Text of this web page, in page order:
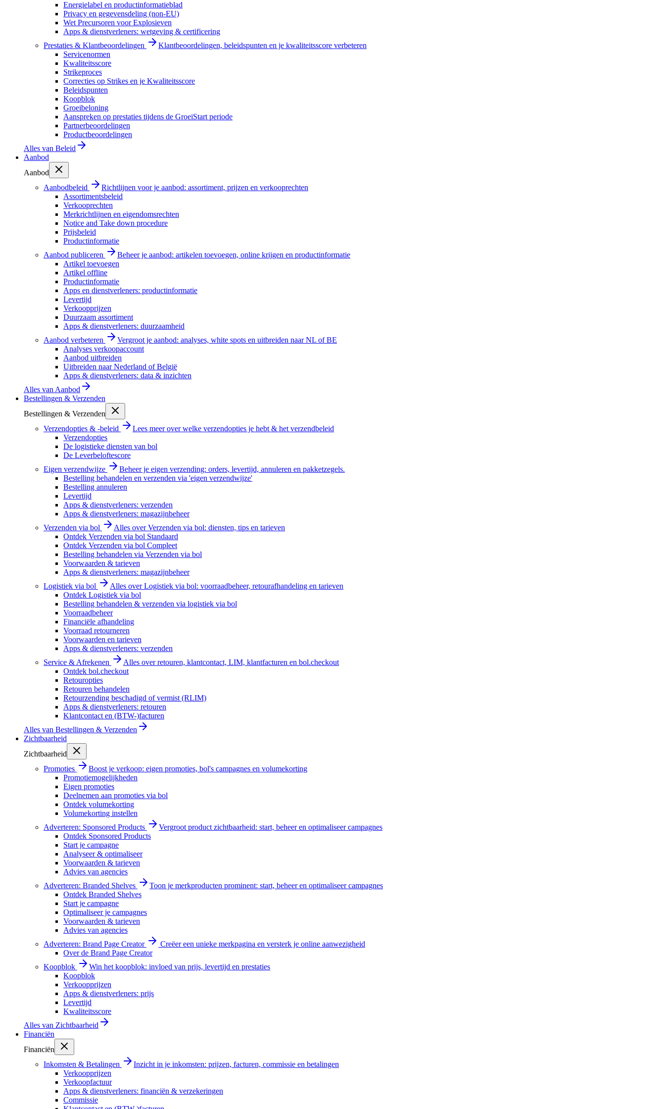
Energielabel en productinformatieblad
Privacy en gegevensdeling (non-EU)
Wet Precursoren voor Explosieven
Apps & dienstverleners: wetgeving & certificering
Prestaties & Klantbeoordelingen
Klantbeoordelingen, beleidspunten en je kwaliteitsscore verbeteren
Servicenormen
Kwaliteitsscore
Strikeproces
Correcties op Strikes en je Kwaliteitsscore
Beleidspunten
Koopblok
Groeibeloning
Aanspreken op prestaties tijdens de GroeiStart periode
Partnerbeoordelingen
Productbeoordelingen
Alles van Beleid
Aanbod
Aanbod
Aanbodbeleid
Richtlijnen voor je aanbod: assortiment, prijzen en verkooprechten
Assortimentsbeleid
Verkooprechten
Merkrichtlijnen en eigendomsrechten
Notice and Take down procedure
Prijsbeleid
Productinformatie
Aanbod publiceren
Beheer je aanbod: artikelen toevoegen, online krijgen en productinformatie
Artikel toevoegen
Artikel offline
Productinformatie
Apps en dienstverleners: productinformatie
Levertijd
Verkoopprijzen
Duurzaam assortiment
Apps & dienstverleners: duurzaamheid
Aanbod verbeteren
Vergroot je aanbod: analyses, white spots en uitbreiden naar NL of BE
Analyses verkoopaccount
Aanbod uitbreiden
Uitbreiden naar Nederland of België
Apps & dienstverleners: data & inzichten
Alles van Aanbod
Bestellingen & Verzenden
Bestellingen & Verzenden
Verzendopties & -beleid
Lees meer over welke verzendopties je hebt & het verzendbeleid
Verzendopties
De logistieke diensten van bol
De Leverbeloftescore
Eigen verzendwijze
Beheer je eigen verzending: orders, levertijd, annuleren en pakketzegels.
Bestelling behandelen en verzenden via 'eigen verzendwijze'
Bestelling annuleren
Levertijd
Apps & dienstverleners: verzenden
Apps & dienstverleners: magazijnbeheer
Verzenden via bol
Alles over Verzenden via bol: diensten, tips en tarieven
Ontdek Verzenden via bol Standaard
Ontdek Verzenden via bol Compleet
Bestelling behandelen via Verzenden via bol
Voorwaarden & tarieven
Apps & dienstverleners: magazijnbeheer
Logistiek via bol
Alles over Logistiek via bol: voorraadbeheer, retourafhandeling en tarieven
Ontdek Logistiek via bol
Bestelling behandelen & verzenden via logistiek via bol
Voorraadbeheer
Financiële afhandeling
Voorraad retourneren
Voorwaarden en tarieven
Apps & dienstverleners: verzenden
Service & Afrekenen
Alles over retouren, klantcontact, LIM, klantfacturen en bol.checkout
Ontdek bol.checkout
Retouropties
Retouren behandelen
Retourzending beschadigd of vermist (RLIM)
Apps & dienstverleners: retouren
Klantcontact en (BTW-)facturen
Alles van Bestellingen & Verzenden
Zichtbaarheid
Zichtbaarheid
Promoties
Boost je verkoop: eigen promoties, bol's campagnes en volumekorting
Promotiemogelijkheden
Eigen promoties
Deelnemen aan promoties via bol
Ontdek volumekorting
Volumekorting instellen
Adverteren: Sponsored Products
Vergroot product zichtbaarheid: start, beheer en optimaliseer campagnes
Ontdek Sponsored Products
Start je campagne
Analyseer & optimaliseer
Voorwaarden & tarieven
Advies van agencies
Adverteren: Branded Shelves
Toon je merkproducten prominent: start, beheer en optimaliseer campagnes
Ontdek Branded Shelves
Start je campagne
Optimaliseer je campagnes
Voorwaarden & tarieven
Advies van agencies
Adverteren: Brand Page Creator
Creëer een unieke merkpagina en versterk je online aanwezigheid
Over de Brand Page Creator
Koopblok
Win het koopblok: invloed van prijs, levertijd en prestaties
Koopblok
Verkoopprijzen
Apps & dienstverleners: prijs
Levertijd
Kwaliteitsscore
Alles van Zichtbaarheid
Financiën
Financiën
Inkomsten & Betalingen
Inzicht in je inkomsten: prijzen, facturen, commissie en betalingen
Verkoopprijzen
Verkoopfactuur
Apps & dienstverleners: financiën & verzekeringen
Commissie